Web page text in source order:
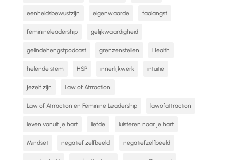
eenheidsbewustzijn eigenwaarde faalangst
feminineleadership gelijkwaardigheid
gelindehengstpodcast grenzenstellen Health
helende stem HSP innerlijkwerk intuitie
jezelf zijn Law of Atrraction
Law of Atrraction en Feminine Leadership lawofattraction
leven vanuit je hart liefde luisteren naar je hart
Mindset negatief zelfbeeld negatiefzelfbeeld